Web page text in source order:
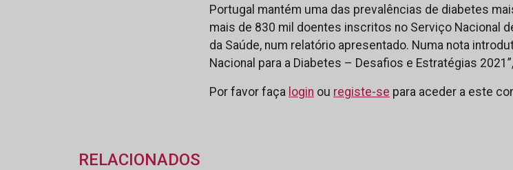
Portugal mantém uma das prevalências de diabetes
mais de 830 mil doentes inscritos no Serviço Nacional
da Saúde, num relatório apresentado. Numa nota
Nacional para a Diabetes – Desafios e Estratégias
Por favor faça login ou registe-se para aceder a este
RELACIONADOS